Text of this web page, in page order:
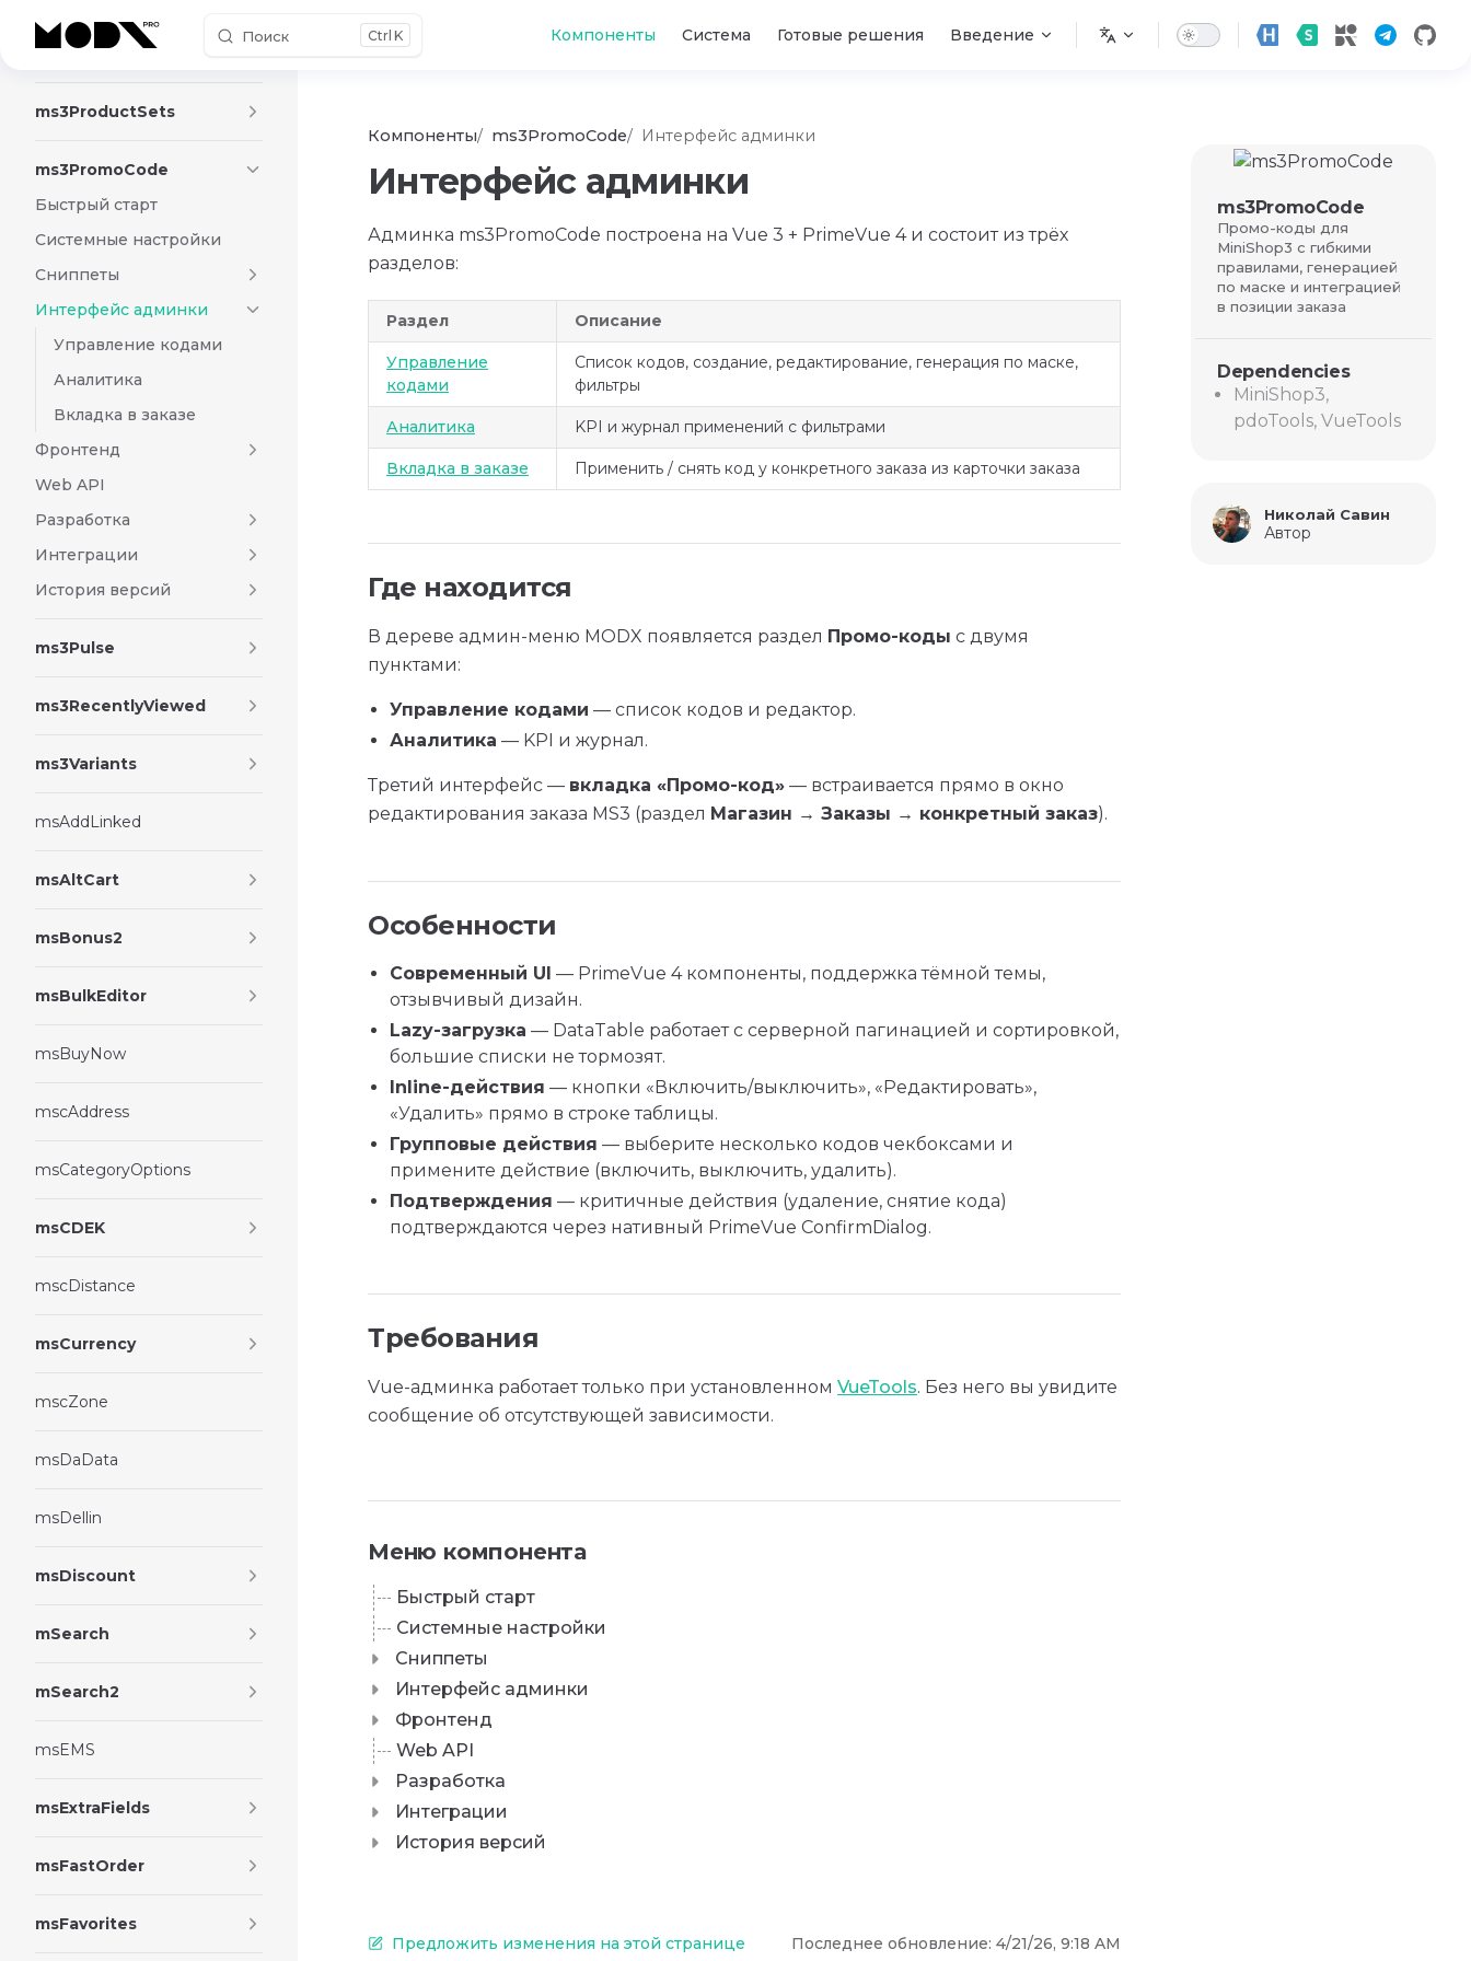
Skip to content Поиск K Компоненты Система Готовые решения Введение
ms3FirstTimeBuyerDiscount
ms3ProductSets
ms3PromoCode
Быстрый старт
Системные настройки
Сниппеты
Интерфейс админки
Управление кодами
Аналитика
Вкладка в заказе
Фронтенд
Web API
Разработка
Интеграции
История версий
ms3Pulse
ms3RecentlyViewed
ms3Variants
msAddLinked
msAltCart
msBonus2
msBulkEditor
msBuyNow
mscAddress
msCategoryOptions
msCDEK
mscDistance
msCurrency
mscZone
msDaData
msDellin
msDiscount
mSearch
mSearch2
msEMS
msExtraFields
msFastOrder
msFavorites
ms3PromoCode
Промо-коды для
MiniShop3 с гибкими
правилами, генерацией
по маске и интеграцией
в позиции заказа
Dependencies
MiniShop3,
pdoTools, VueTools
Николай Савин
Автор
Компоненты ms3PromoCode Интерфейс админки
Интерфейс админки
Админка ms3PromoCode построена на Vue 3 + PrimeVue 4 и состоит из трёх
разделов:
Раздел Описание
Управление
кодами
Список кодов, создание, редактирование, генерация по маске,
фильтры
Аналитика KPI и журнал применений с фильтрами
Вкладка в заказе Применить / снять код у конкретного заказа из карточки заказа
Где находится
В дереве админ-меню MODX появляется раздел Промо-коды с двумя
пунктами:
Управление кодами — список кодов и редактор.
Аналитика — KPI и журнал.
Третий интерфейс — вкладка «Промо-код» — встраивается прямо в окно
редактирования заказа MS3 (раздел Магазин → Заказы → конкретный заказ).
Особенности
Современный UI — PrimeVue 4 компоненты, поддержка тёмной темы,
отзывчивый дизайн.
Lazy-загрузка — DataTable работает с серверной пагинацией и сортировкой,
большие списки не тормозят.
Inline-действия — кнопки «Включить/выключить», «Редактировать»,
«Удалить» прямо в строке таблицы.
Групповые действия — выберите несколько кодов чекбоксами и
примените действие (включить, выключить, удалить).
Подтверждения — критичные действия (удаление, снятие кода)
подтверждаются через нативный PrimeVue ConfirmDialog.
Требования
Vue-админка работает только при установленном VueTools. Без него вы увидите
сообщение об отсутствующей зависимости.
Меню компонента
Быстрый старт
Системные настройки
Сниппеты
Интерфейс админки
Фронтенд
Web API
Разработка
Интеграции
История версий
Предложить изменения на этой странице Последнее обновление: 4/21/26, 9:18 AM